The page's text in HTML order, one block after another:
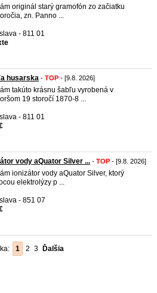
originál starý gramofón zo začiatku
zn. Panno ...
- 811 01
husarska - TOP - [9.8. 2026]
takúto krásnu šabľu vyrobená v
19 storočí 1870-8 ...
- 811 01
vody aQuator Silver ... - TOP - [9.8. 2026]
ionizátor vody aQuator Silver, ktorý
elektrolýzy p ...
- 851 07
1 2 3 Ďalšia